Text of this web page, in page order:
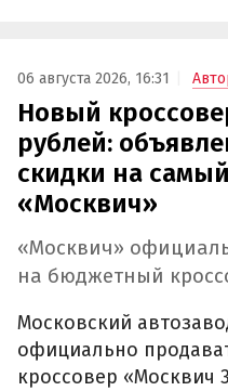
06 августа 2026, 16:31
Новый
рублей:
скидки на
«Москвич»
«Москвич»
на бюджетный
Московский
официально
кроссовер «Москвич